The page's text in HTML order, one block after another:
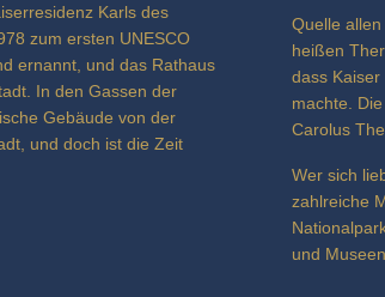
Karls des
zum ersten UNESCO
ernannt, und das Rathaus
In den Gassen der
Gebäude von der
und doch ist die Zeit
Quelle
heißen
dass
machte.
Carolus
Wer sich
zahlreiche
und